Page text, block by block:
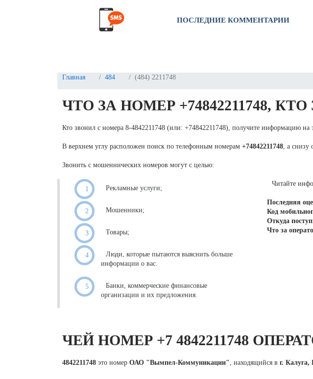
ПОСЛЕДНИЕ КОММЕНТАРИИ
Главная 484 (484) 2211748
ЧТО ЗА НОМЕР +74842211748,
Кто звонил с номера 8-4842211748 (или: +74842211748), получите информацию на
В верхнем углу расположен поиск по телефонным номерам +74842211748, а снизу
Звонить с мошеннических номеров могут с целью:
Рекламные услуги;
Мошенники;
Товары;
Люди, которые пытаются выяснить больше
информации о вас.
Банки, коммерческие финансовые
организации и их предложения.
Читайте
Последняя
Код
Откуда
Что за
ЧЕЙ НОМЕР +7 4842211748
4842211748 это номер ОАО "Вымпел-Коммуникации", находящийся в г. Калуга,